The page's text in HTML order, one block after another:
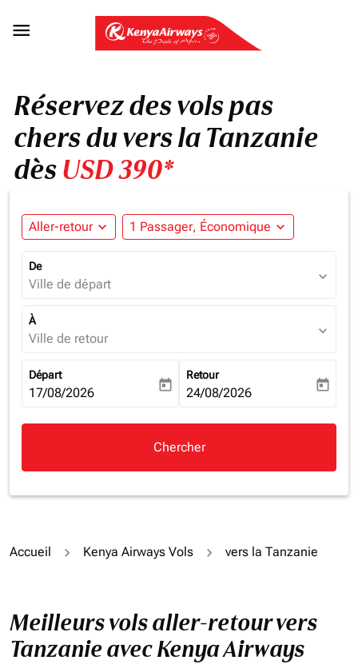

Réservez des vols pas
chers du vers la Tanzanie
dèsUSD 390*
Aller-retour expand_more 1 Passager, Économique expand_more
De
Ville de départ expand_more
À
Ville de retour expand_more
Départ
fc-booking-departure-date-aria-label
17/08/2026 today
Retour
fc-booking-return-date-aria-
24/08/2026 today
Chercher
Accueil Kenya Airways Vols vers la Tanzanie
Meilleurs vols aller-retour vers
Tanzanie avec Kenya Airways